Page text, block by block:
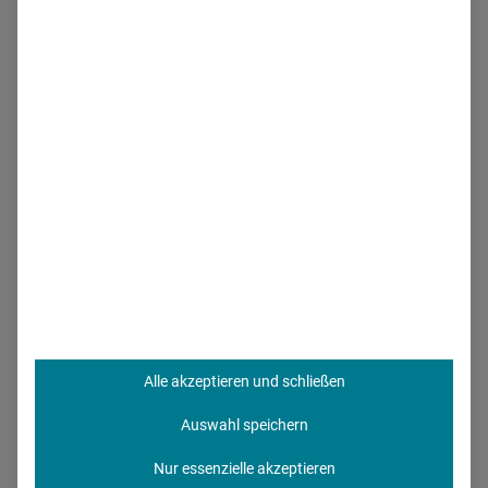
und News aus erster Hand auch, dass die Gespräche
effizient und kurz verlaufen. Können digitale Tools wie
Alle akzeptieren und schließen
Auswahl speichern
Nur essenzielle akzeptieren